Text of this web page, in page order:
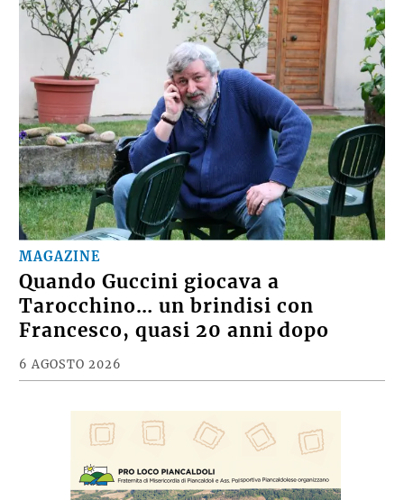
MAGAZINE
Quando Guccini giocava a
Tarocchino… un brindisi con
Francesco, quasi 20 anni dopo
6 AGOSTO 2026